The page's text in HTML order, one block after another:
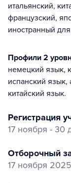
итальянский,
французский,
иностранный
Профили 2
немецкий язык,
испанский язык,
китайский язык.
регистрация
17 ноября - 30
отборочный
17 ноября